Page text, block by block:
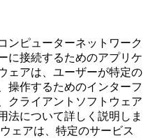
ンピューターネットワーク
に接続するためのアプリケ
ェアは、ユーザーが特定の
操作するためのインターフ
クライアントソフトウェア
法について詳しく説明しま
ェアは、特定のサービス